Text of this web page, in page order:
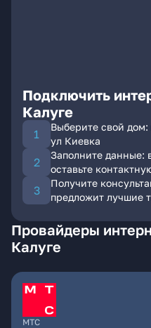
Подключить
Калуге
Выберите свой
ул Киевка
Заполните данные:
оставьте
Получите
предложит лучшие
Провайдеры
Калуге
МТС